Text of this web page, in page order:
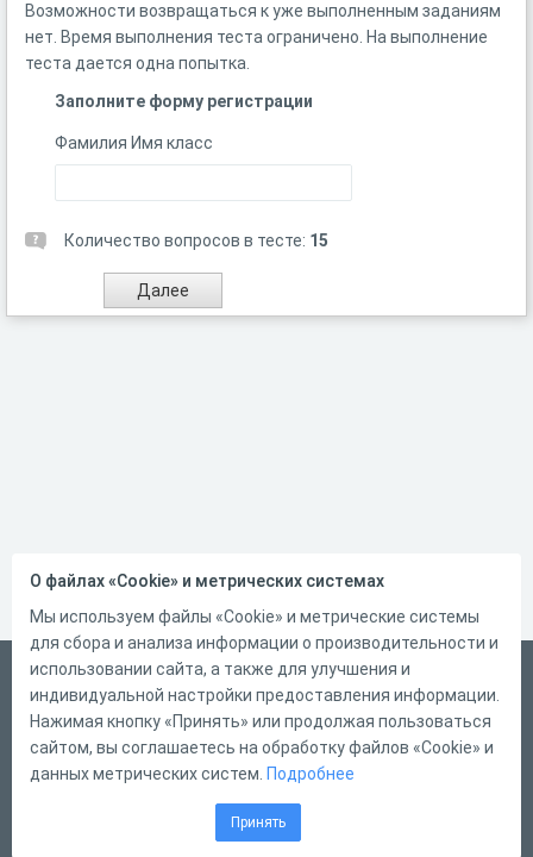
Возможности возвращаться к уже выполненным заданиям
нет. Время выполнения теста ограничено. На выполнение
теста дается одна попытка.
Заполните форму регистрации
Фамилия Имя класс
Количество вопросов в тесте: 15
Русский
Справка
Форма обратной связи
О файлах «Cookie» и метрических системах
Мы используем файлы «Cookie» и метрические системы
для сбора и анализа информации о производительности и
использовании сайта, а также для улучшения и
индивидуальной настройки предоставления информации.
Нажимая кнопку «Принять» или продолжая пользоваться
сайтом, вы соглашаетесь на обработку файлов «Cookie» и
данных метрических систем. Подробнее
Принять